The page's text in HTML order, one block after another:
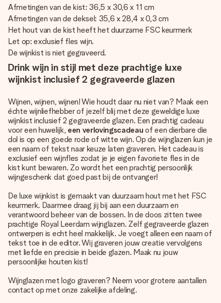
Afmetingen van de kist: 36,5 x 30,6 x 11 cm
Afmetingen van de deksel: 35,6 x 28,4 x 0,3 cm
Het hout van de kist heeft het duurzame FSC keurmerk
Let op: exclusief fles wijn.
De wijnkist is niet gegraveerd.
Drink wijn in stijl met deze prachtige luxe
wijnkist inclusief 2 gegraveerde glazen
Wijnen, wijnen, wijnen! Wie houdt daar nu niet van? Maak een
échte wijnliefhebber of jezelf blij met deze geweldige luxe
wijnkist inclusief 2 gegraveerde glazen. Een prachtig cadeau
voor een huwelijk, een verlovingscadeau of een dierbare die
dol is op een goede rode of witte wijn. Op de wijnglazen kun je
een naam of tekst naar keuze laten graveren. Het cadeau is
exclusief een wijnfles zodat je je eigen favoriete fles in de
kist kunt bewaren. Zo wordt het een prachtig persoonlijk
wijngeschenk dat goed past bij de ontvanger!
De luxe wijnkist is gemaakt van duurzaam hout met het FSC
keurmerk. Daarmee draag jij bij aan een duurzaam en
verantwoord beheer van de bossen. In de doos zitten twee
prachtige Royal Leerdam wijnglazen. Zelf gegraveerde glazen
ontwerpen is echt heel makkelijk. Je voegt alleen een naam of
tekst toe in de editor. Wij graveren jouw creatie vervolgens
met liefde en precisie in beide glazen. Maak nu jouw
persoonlijke houten kist!
Wijnglazen met logo graveren? Neem voor grotere aantallen
contact op met onze zakelijke afdeling.